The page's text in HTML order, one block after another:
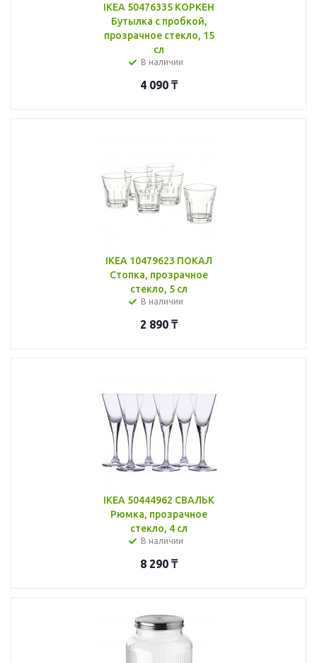
IKEA 50476335 КОРКЕН
Бутылка с пробкой,
прозрачное стекло, 15
сл
В наличии
4 090 ₸
IKEA 10479623 ПОКАЛ
Стопка, прозрачное
стекло, 5 сл
В наличии
2 890 ₸
IKEA 50444962 СВАЛЬК
Рюмка, прозрачное
стекло, 4 сл
В наличии
8 290 ₸